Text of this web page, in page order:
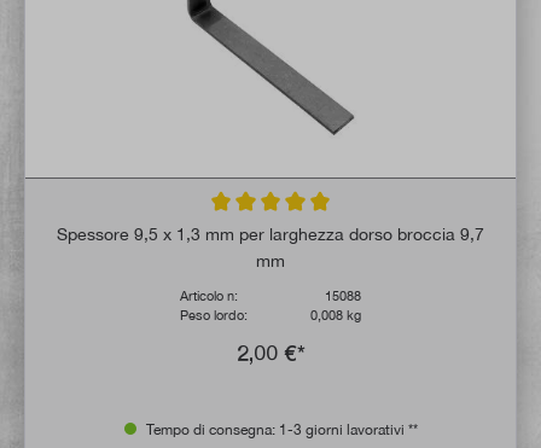
Valutazione media di 5 su 5 stelle
Spessore 9,5 x 1,3 mm per larghezza dorso broccia 9,7
mm
Articolo n:
15088
Peso lordo:
0,008 kg
2,00 €*
Tempo di consegna: 1-3 giorni lavorativi **